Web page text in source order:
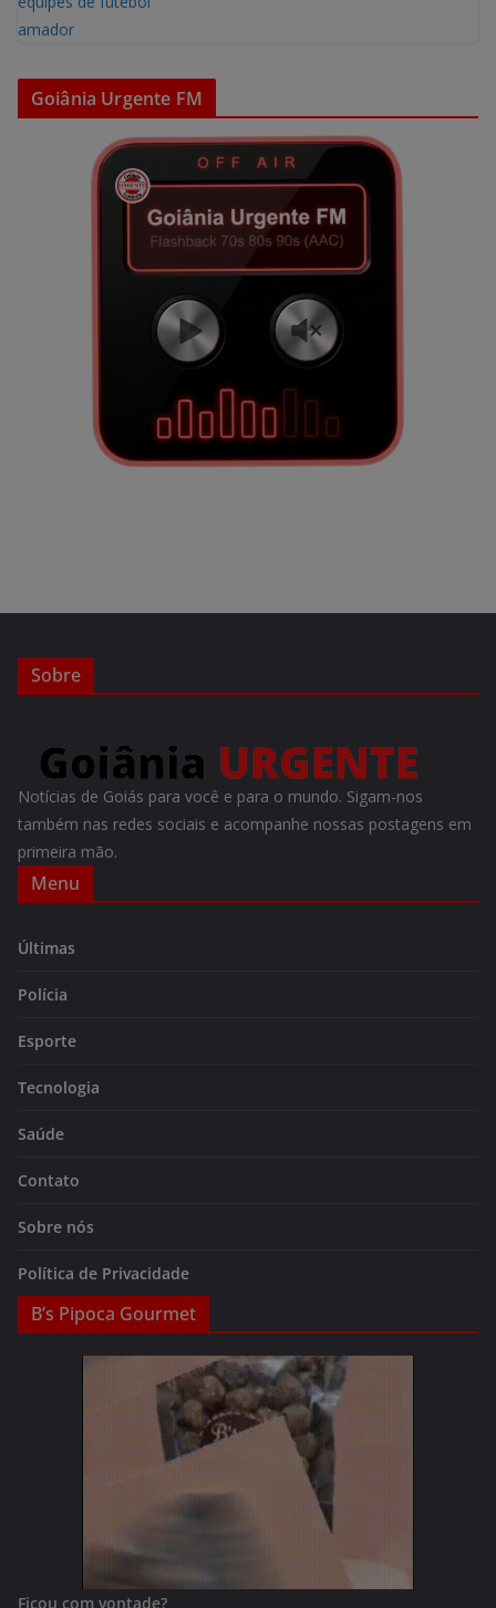
Goiânia Urgente FM
Sobre
Notícias de Goiás para você e para o mundo. Sigam-nos
também nas redes sociais e acompanhe nossas postagens em
primeira mão.
Menu
Últimas
Polícia
Esporte
Tecnologia
Saúde
Contato
Sobre nós
Política de Privacidade
B’s Pipoca Gourmet
Ficou com vontade?